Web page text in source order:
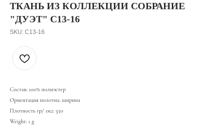
ТКАНЬ ИЗ КОЛЛЕКЦИИ СОБРАНИЕ
"ДУЭТ" C13-16
SKU: C13-16
Состав: 100% полиэстер
Ориентация полотна: ширина
Плотность гр/ 1м2: 350
Weight: 1 g